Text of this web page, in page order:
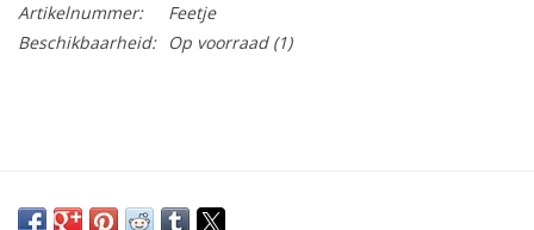
Artikelnummer:
Feetje
Beschikbaarheid:
Op voorraad(1)